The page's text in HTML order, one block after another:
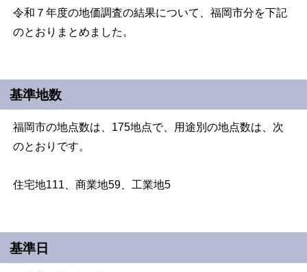
令和７年度の地価調査の結果について、福岡市分を下記
のとおりまとめました。
基準地数
福岡市の地点数は、175地点で、用途別の地点数は、次
のとおりです。
住宅地111、商業地59、工業地5
基準日